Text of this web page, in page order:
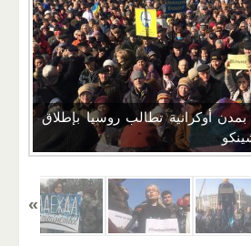
أوكرانية تطالب روسيا بإطلاق